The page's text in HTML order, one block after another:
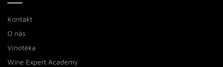
Kontakt
O nás
Vínotéka
Wine Expert Academy